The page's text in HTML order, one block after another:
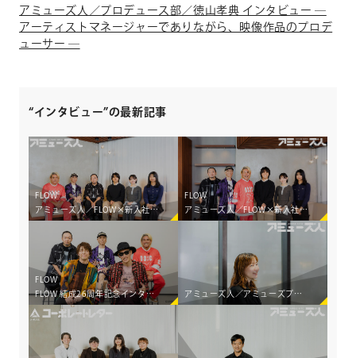
アミューズ人／プロデュース部／徳山孝典 インタビュー ―
アーティストマネージャーでありながら、映像作品のプロデ
ューサー ―
“インタビュー”の最新記事
FLOW
アミューズ人／FLOW×新入社員クロストーク［前編］ ―並走し、共に生み出す。アミューズに根付く、アーティストとの「共創」のカタチ―
FLOW
アミューズ人／FLOW×新入社員クロストーク［後編］ ―並走し、共に生み出す。アミューズに根付く、アーティストとの「共創」のカタチ―
FLOW
FLOW 結成26周年記念インタビュー 26年間のターニングポイントと世界五大陸制覇のハプニングエピソードを語る。
アミューズ人／アミューズプロダクトワークス「グッズ制作のすべてをワンストップで支える」